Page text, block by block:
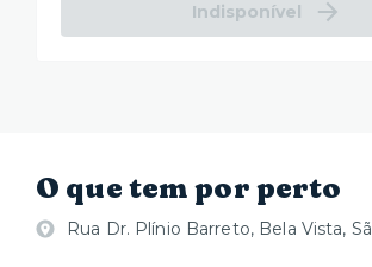
Indisponível
O que tem por perto
Rua Dr. Plínio Barreto, Bela Vista,